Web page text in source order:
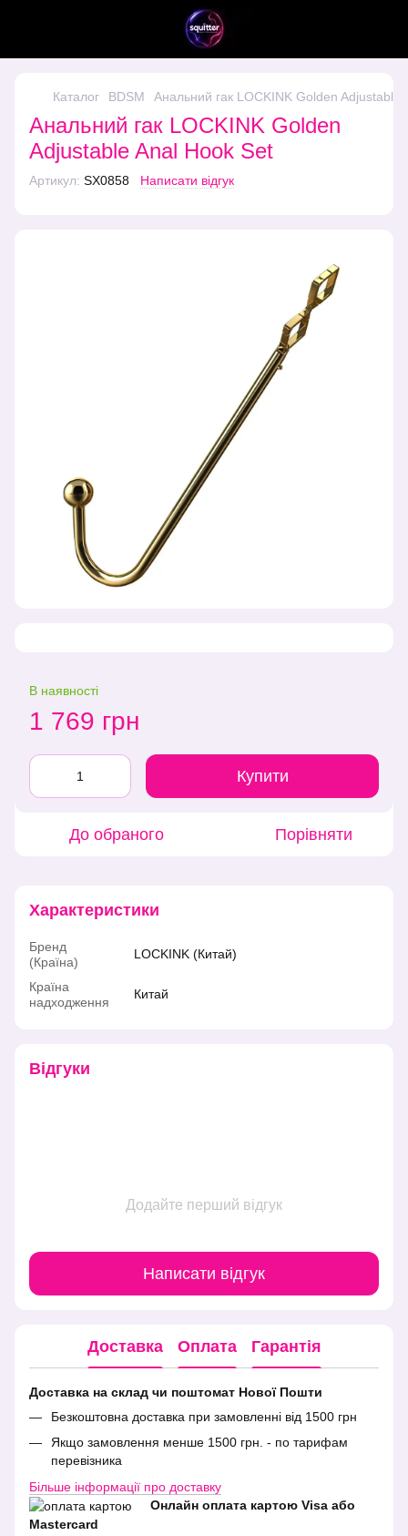
Каталог BDSM Анальний гак LOCKINK Golden Adjustable
Анальний гак LOCKINK Golden
Adjustable Anal Hook Set
Артикул: SX0858 Написати відгук
В наявності
1 769 грн
Купити
До обраного Порівняти
Характеристики
Бренд
(Країна)
LOCKINK (Китай)
Країна
надходження
Китай
Відгуки
Додайте перший відгук
Написати відгук
Доставка Оплата Гарантія
Доставка на склад чи поштомат Нової Пошти
Безкоштовна доставка при замовленні від 1500 грн
Якщо замовлення менше 1500 грн. - по тарифам
перевізника
Більше інформації про доставку
Онлайн оплата картою Visa або
Mastercard